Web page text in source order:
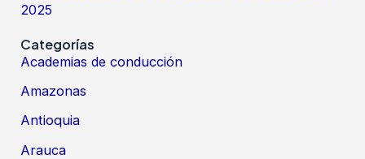
2025
Categorías
Academias de conducción
Amazonas
Antioquia
Arauca